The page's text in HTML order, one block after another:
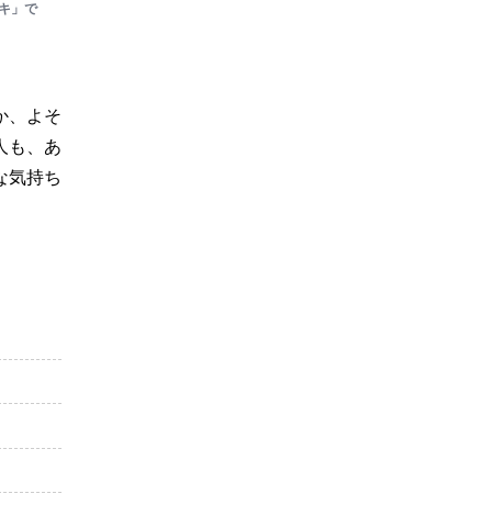
」で
、よそ
も、あ
気持ち